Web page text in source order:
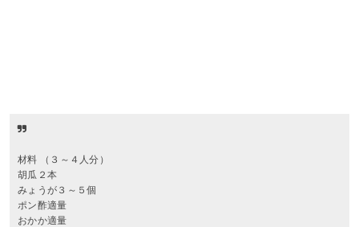
材料 （３～４人分）
胡瓜２本
みょうが３～５個
ポン酢適量
おかか適量